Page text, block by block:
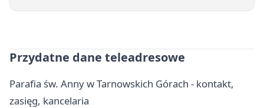
Przydatne dane teleadresowe
Parafia św. Anny w Tarnowskich Górach - kontakt,
zasięg, kancelaria